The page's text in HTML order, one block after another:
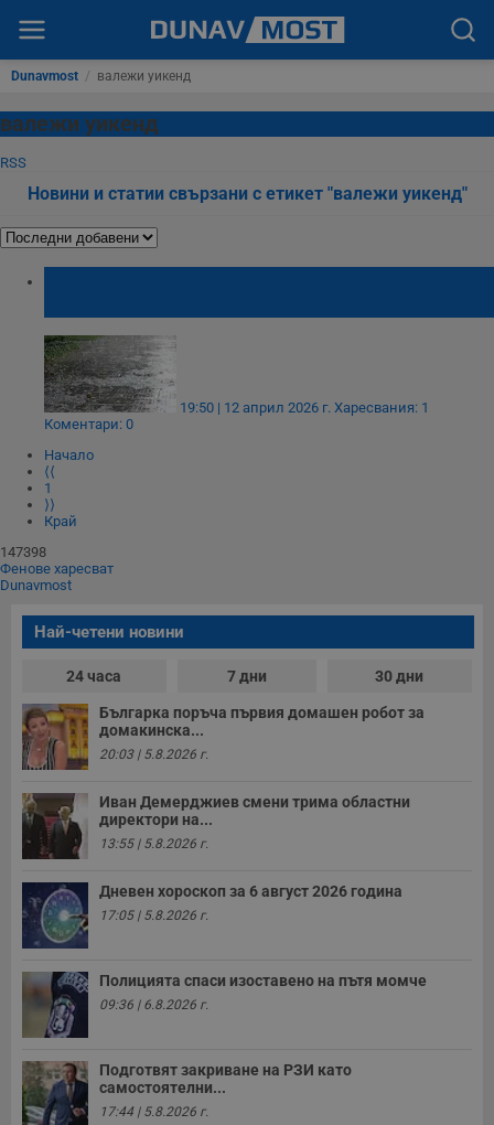
Dunavmost / валежи уикенд
валежи уикенд
RSS
Новини и статии свързани с етикет "валежи уикенд"
19:50 | 12 април 2026 г. Харесвания: 1
Коментари: 0
Начало
⟨⟨
1
⟩⟩
Край
147398
Фенове харесват
Dunavmost
Най-четени новини
24 часа 7 дни 30 дни
Българка поръча първия домашен робот за
домакинска...
20:03 | 5.8.2026 г.
Иван Демерджиев смени трима областни
директори на...
13:55 | 5.8.2026 г.
Дневен хороскоп за 6 август 2026 година
17:05 | 5.8.2026 г.
Полицията спаси изоставено на пътя момче
09:36 | 6.8.2026 г.
Подготвят закриване на РЗИ като
самостоятелни...
17:44 | 5.8.2026 г.